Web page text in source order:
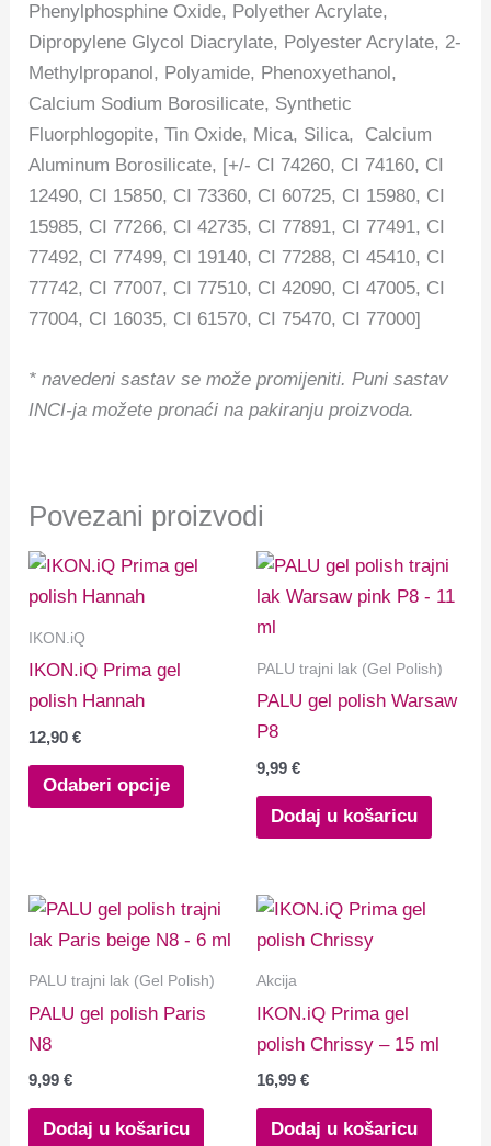
Phenylphosphine Oxide, Polyether Acrylate,
Dipropylene Glycol Diacrylate, Polyester Acrylate, 2-
Methylpropanol, Polyamide, Phenoxyethanol,
Calcium Sodium Borosilicate, Synthetic
Fluorphlogopite, Tin Oxide, Mica, Silica, Calcium
Aluminum Borosilicate, [+/- CI 74260, CI 74160, CI
12490, CI 15850, CI 73360, CI 60725, CI 15980, CI
15985, CI 77266, CI 42735, CI 77891, CI 77491, CI
77492, CI 77499, CI 19140, CI 77288, CI 45410, CI
77742, CI 77007, CI 77510, CI 42090, CI 47005, CI
77004, CI 16035, CI 61570, CI 75470, CI 77000]
* navedeni sastav se može promijeniti.Puni sastav
INCI-ja možete pronaći na pakiranju proizvoda.
Povezani proizvodi
IKON.iQ
IKON.iQ Prima gel
polish Hannah
12,90€
Odaberi opcije
Ovaj
odabrati
proizvoda
PALU trajni lak (Gel Polish)
PALU gel polish Warsaw
P8
9,99 €
Dodaj u košaricu
PALU trajni lak (Gel Polish)
PALU gel polish Paris
N8
9,99€
Dodaj u košaricu
Akcija
IKON.iQ Prima gel
polish Chrissy – 15 ml
16,99 €
Dodaj u košaricu